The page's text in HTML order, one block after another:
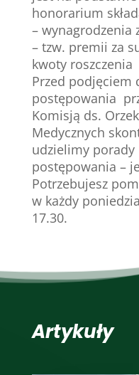
honorarium
– wynagrodzenia
– tzw. premii za
kwoty roszczenia
Przed podjęciem
postępowania
Komisją ds.
Medycznych
udzielimy
postępowania –
Potrzebujesz
w każdy
17.30.
Artykuły